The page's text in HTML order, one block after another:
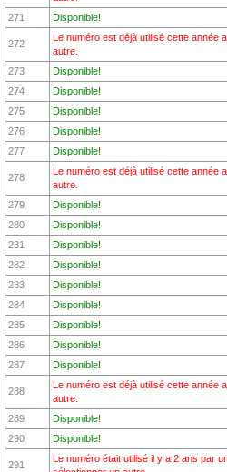
271
Disponible!
272
Le numéro est déjà utilisé cette année
autre.
273
Disponible!
274
Disponible!
275
Disponible!
276
Disponible!
277
Disponible!
278
Le numéro est déjà utilisé cette année
autre.
279
Disponible!
280
Disponible!
281
Disponible!
282
Disponible!
283
Disponible!
284
Disponible!
285
Disponible!
286
Disponible!
287
Disponible!
288
Le numéro est déjà utilisé cette année
autre.
289
Disponible!
290
Disponible!
291
Le numéro était utilisé il y a 2 ans par